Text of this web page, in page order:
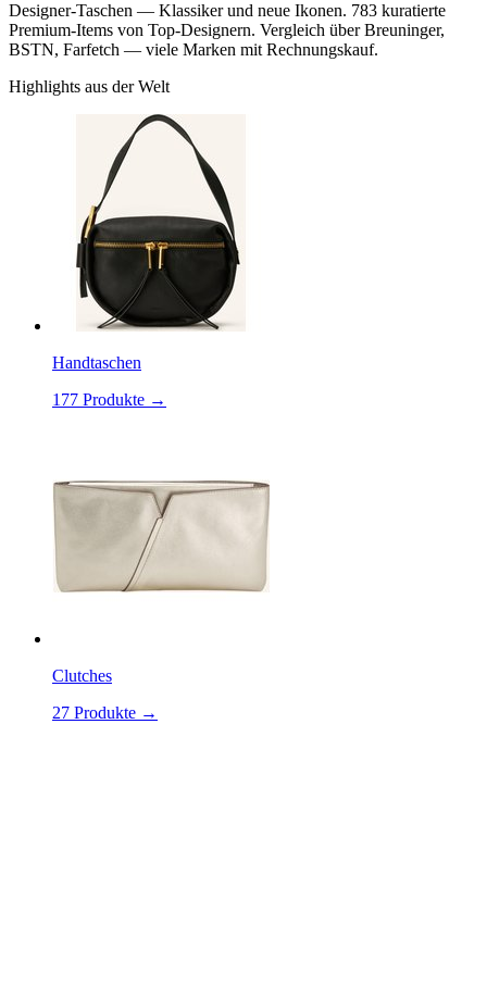
Designer-Taschen — Klassiker und neue Ikonen. 783 kuratierte
Premium-Items von Top-Designern. Vergleich über Breuninger,
BSTN, Farfetch — viele Marken mit Rechnungskauf.
Highlights aus der Welt
Handtaschen
177 Produkte →
Clutches
27 Produkte →